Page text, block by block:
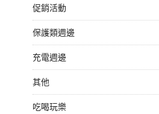
促銷活動
保護類週邊
充電週邊
其他
吃喝玩樂